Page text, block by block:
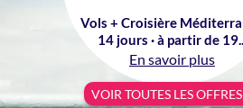
Vols + Croisière
14 jours · à partir de
En savoir plus
VOIR TOUTES LES OFFRES